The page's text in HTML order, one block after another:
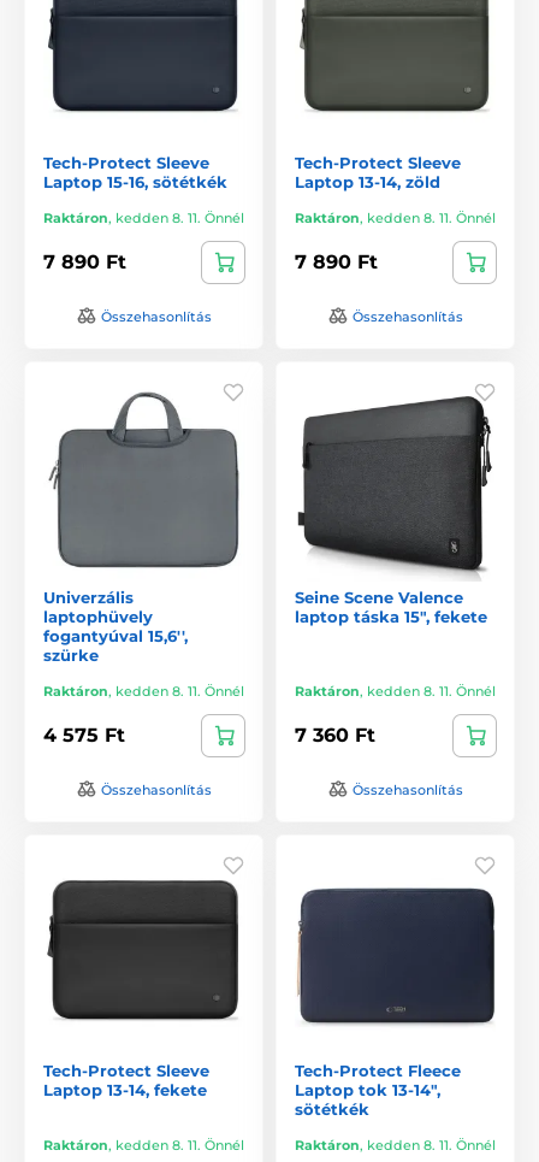
Tech-Protect Sleeve
Laptop 15-16, sötétkék
Raktáron, kedden 8. 11. Önnél
7 890 Ft
Összehasonlítás
Tech-Protect Sleeve
Laptop 13-14, zöld
Raktáron, kedden 8. 11. Önnél
7 890 Ft
Összehasonlítás
Univerzális
laptophüvely
fogantyúval 15,6'',
szürke
Raktáron, kedden 8. 11. Önnél
4 575 Ft
Összehasonlítás
Seine Scene Valence
laptop táska 15", fekete
Raktáron, kedden 8. 11. Önnél
7 360 Ft
Összehasonlítás
Tech-Protect Sleeve
Laptop 13-14, fekete
Raktáron, kedden 8. 11. Önnél
Tech-Protect Fleece
Laptop tok 13-14",
sötétkék
Raktáron, kedden 8. 11. Önnél